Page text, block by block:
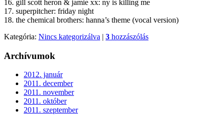
16. gill scott heron & jamie xx: ny is killing me
17. superpitcher: friday night
18. the chemical brothers: hanna’s theme (vocal version)
Kategória: Nincs kategorizálva | 3 hozzászólás
Archívumok
2012. január
2011. december
2011. november
2011. október
2011. szeptember